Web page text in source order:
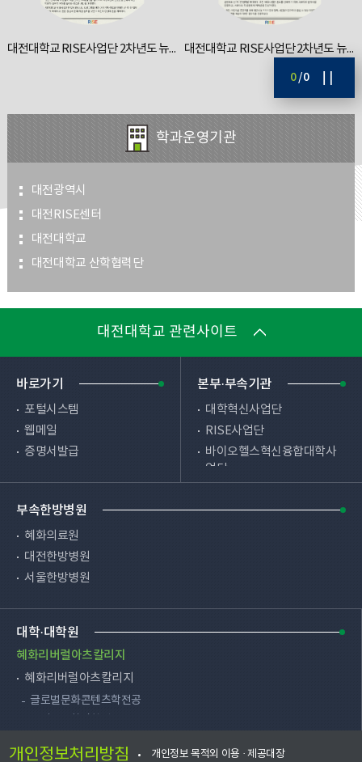
대전대학교 RISE사업단 2차년도 뉴스레터 2호 대전대학교 RISE사업단 2차년도 뉴스레터 1호
0/0
학과운영기관
대전광역시
대전RISE센터
대전대학교
대전대학교 산학협력단
대전대학교 관련사이트
바로가기
포털시스템
웹메일
증명서발급
편의시설
병무안내
총학생회
총동문회
본부·부속기관
대학혁신사업단
RISE사업단
바이오헬스혁신융합대학사
업단
업단
장애학생지원센터
입학처
부속한방병원
혜화의료원
대전한방병원
서울한방병원
대학·대학원
혜화리버럴아츠칼리지
혜화리버럴아츠칼리지
글로벌문화콘텐츠학전공
영미언어문화학전공
개인정보처리방침 개인정보 목적외 이용 · 제공대장